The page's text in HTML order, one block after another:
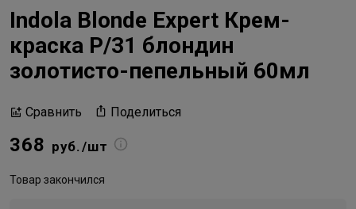
Indola Blonde Expert Крем-
краска P/31 блондин
золотисто-пепельный 60мл
Сравнить Поделиться
368 руб./шт
Товар закончился